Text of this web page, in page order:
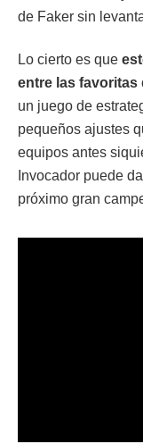
de Faker sin
Lo cierto es que
entre las favoritas
un juego de
pequeños ajustes
equipos antes
Invocador puede
próximo gran